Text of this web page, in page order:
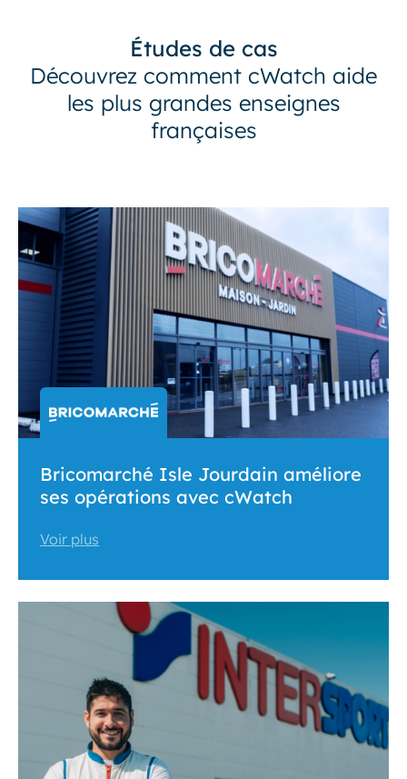
Études de cas
Découvrez comment cWatch aide
les plus grandes enseignes
françaises
Bricomarché Isle Jourdain améliore
ses opérations avec cWatch
Voir plus